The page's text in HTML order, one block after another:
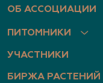
ОБ АССОЦИАЦИИ
ПИТОМНИКИ
УЧАСТНИКИ
БИРЖА РАСТЕНИЙ